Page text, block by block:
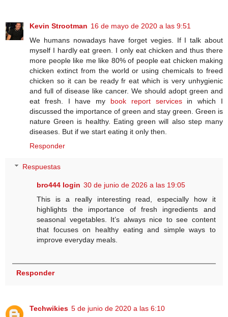
Kevin Strootman 16 de mayo de 2020 a las 9:51
We humans nowadays have forget vegies. If I talk about
myself I hardly eat green. I only eat chicken and thus there
more people like me like 80% of people eat chicken making
chicken extinct from the world or using chemicals to freed
chicken so it can be ready fr eat which is very unhygienic
and full of disease like cancer. We should adopt green and
eat fresh. I have my book report servicesin which I
discussed the importance of green and stay green. Green is
nature Green is healthy. Eating green will also step many
diseases. But if we start eating it only then.
Responder
Respuestas
bro444 login 30 de junio de 2026 a las 19:05
This is a really interesting read, especially how it
highlights the importance of fresh ingredients and
seasonal vegetables. It’s always nice to see content
that focuses on healthy eating and simple ways to
improve everyday meals.
Responder
Techwikies 5 de junio de 2020 a las 6:10